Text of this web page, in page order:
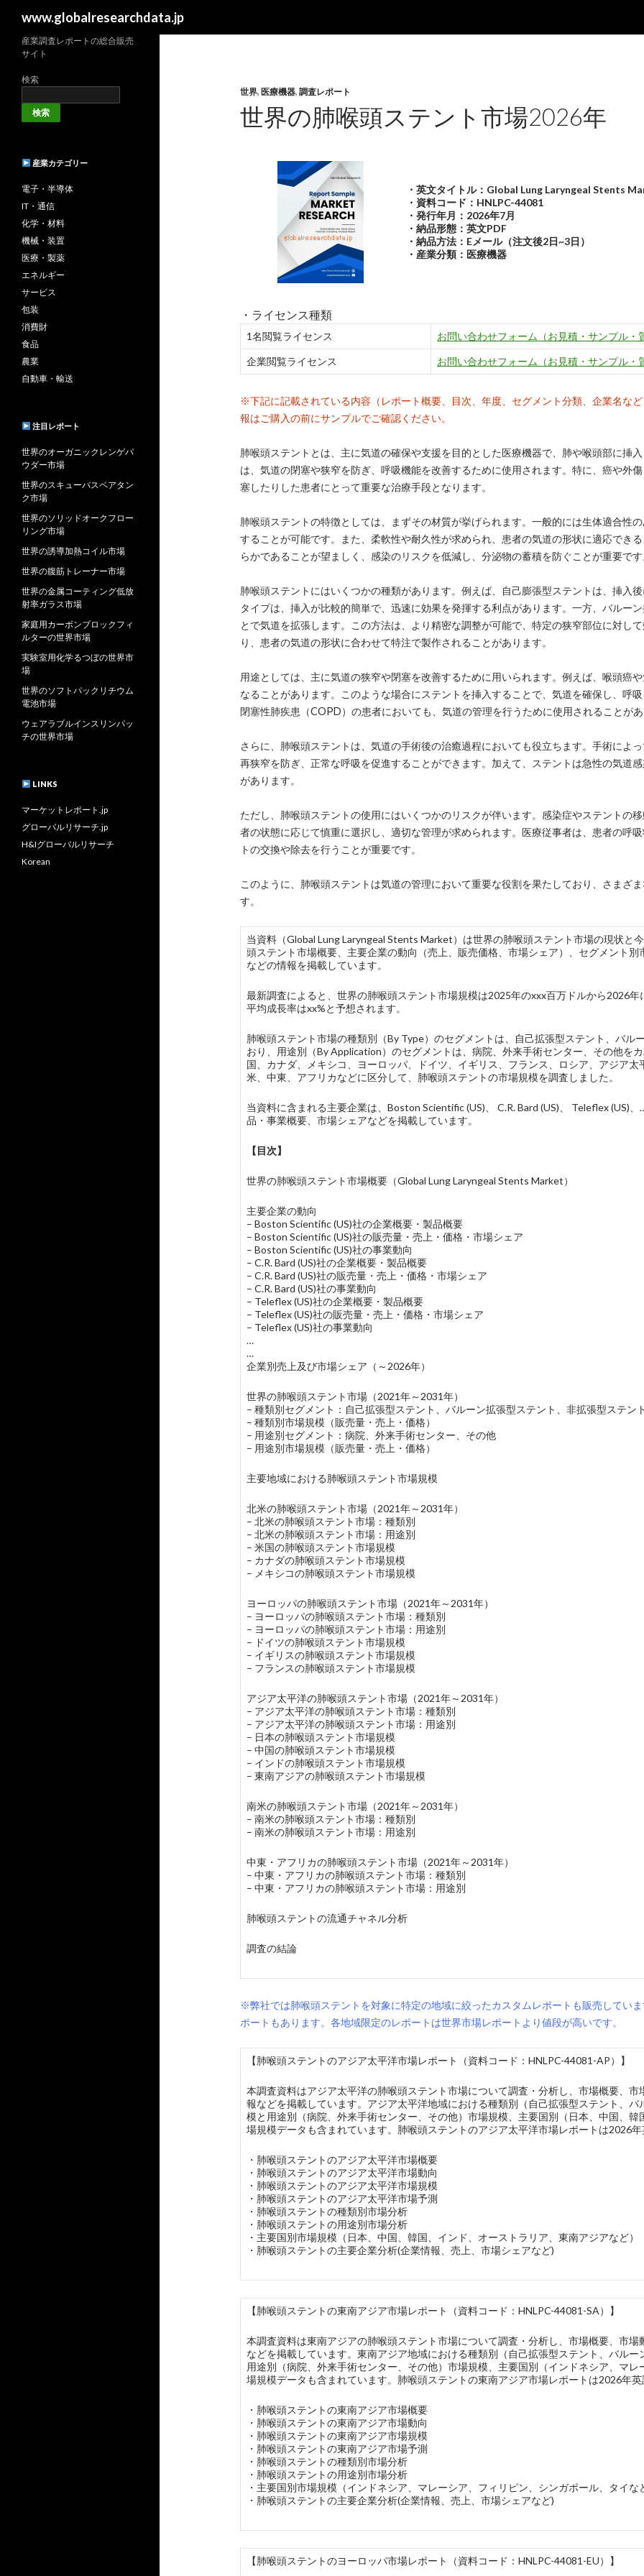
www.globalresearchdata.jp
世界, 医療機器,調査レポート
世界の肺喉頭ステント市場2026年
・英文タイトル：Global Lung Laryngeal Stents
・資料コード：HNLPC-44081
・発行年月：2026年7月
・納品形態：英文PDF
・納品方法：Eメール（注文後2日~3日）
・産業分類：医療機器
・ライセンス種類
1名閲覧ライセンス お問い合わせフォーム（お見積・サンプル・
企業閲覧ライセンス お問い合わせフォーム（お見積・サンプル・
※下記に記載されている内容（レポート概要、目次、年度、セグメント分類、企業名な
報はご購入の前にサンプルでご確認ください。
肺喉頭ステントとは、主に気道の確保や支援を目的とした医療機器で、肺や喉頭部に挿
は、気道の閉塞や狭窄を防ぎ、呼吸機能を改善するために使用されます。特に、癌や外
塞したりした患者にとって重要な治療手段となります。
肺喉頭ステントの特徴としては、まずその材質が挙げられます。一般的には生体適合性
することが可能です。また、柔軟性や耐久性が求められ、患者の気道の形状に適応でき
らかであることが望ましく、感染のリスクを低減し、分泌物の蓄積を防ぐことが重要で
肺喉頭ステントにはいくつかの種類があります。例えば、自己膨張型ステントは、挿入
タイプは、挿入が比較的簡単で、迅速に効果を発揮する利点があります。一方、バルー
とで気道を拡張します。この方法は、より精密な調整が可能で、特定の狭窄部位に対し
り、患者の気道の形状に合わせて特注で製作されることがあります。
用途としては、主に気道の狭窄や閉塞を改善するために用いられます。例えば、喉頭癌
なることがあります。このような場合にステントを挿入することで、気道を確保し、呼
閉塞性肺疾患（COPD）の患者においても、気道の管理を行うために使用されることが
さらに、肺喉頭ステントは、気道の手術後の治癒過程においても役立ちます。手術によ
再狭窄を防ぎ、正常な呼吸を促進することができます。加えて、ステントは急性の気道
があります。
ただし、肺喉頭ステントの使用にはいくつかのリスクが伴います。感染症やステントの
者の状態に応じて慎重に選択し、適切な管理が求められます。医療従事者は、患者の呼
トの交換や除去を行うことが重要です。
このように、肺喉頭ステントは気道の管理において重要な役割を果たしており、さまざ
す。
当資料（Global Lung Laryngeal Stents Market）は世界の肺喉頭ステント市場の現状と
頭ステント市場概要、主要企業の動向（売上、販売価格、市場シェア）、セグメント
などの情報を掲載しています。
最新調査によると、世界の肺喉頭ステント市場規模は2025年のxxx百万ドルから2026
平均成長率はxx%と予想されます。
肺喉頭ステント市場の種類別（By Type）のセグメントは、自己拡張型ステント、バル
おり、用途別（By Application）のセグメントは、病院、外来手術センター、その他を
国、カナダ、メキシコ、ヨーロッパ、ドイツ、イギリス、フランス、ロシア、アジア
米、中東、アフリカなどに区分して、肺喉頭ステントの市場規模を調査しました。
当資料に含まれる主要企業は、Boston Scientific (US)、 C.R. Bard (US)、 Teleflex (US)
品・事業概要、市場シェアなどを掲載しています。
【目次】
世界の肺喉頭ステント市場概要（Global Lung Laryngeal Stents Market）
主要企業の動向
– Boston Scientific (US)社の企業概要・製品概要
– Boston Scientific (US)社の販売量・売上・価格・市場シェア
– Boston Scientific (US)社の事業動向
– C.R. Bard (US)社の企業概要・製品概要
– C.R. Bard (US)社の販売量・売上・価格・市場シェア
– C.R. Bard (US)社の事業動向
– Teleflex (US)社の企業概要・製品概要
– Teleflex (US)社の販売量・売上・価格・市場シェア
– Teleflex (US)社の事業動向
…
…
企業別売上及び市場シェア（～2026年）
世界の肺喉頭ステント市場（2021年～2031年）
– 種類別セグメント：自己拡張型ステント、バルーン拡張型ステント、非拡張型ステン
– 種類別市場規模（販売量・売上・価格）
– 用途別セグメント：病院、外来手術センター、その他
– 用途別市場規模（販売量・売上・価格）
主要地域における肺喉頭ステント市場規模
北米の肺喉頭ステント市場（2021年～2031年）
– 北米の肺喉頭ステント市場：種類別
– 北米の肺喉頭ステント市場：用途別
– 米国の肺喉頭ステント市場規模
– カナダの肺喉頭ステント市場規模
– メキシコの肺喉頭ステント市場規模
ヨーロッパの肺喉頭ステント市場（2021年～2031年）
– ヨーロッパの肺喉頭ステント市場：種類別
– ヨーロッパの肺喉頭ステント市場：用途別
– ドイツの肺喉頭ステント市場規模
– イギリスの肺喉頭ステント市場規模
– フランスの肺喉頭ステント市場規模
アジア太平洋の肺喉頭ステント市場（2021年～2031年）
– アジア太平洋の肺喉頭ステント市場：種類別
– アジア太平洋の肺喉頭ステント市場：用途別
– 日本の肺喉頭ステント市場規模
– 中国の肺喉頭ステント市場規模
– インドの肺喉頭ステント市場規模
– 東南アジアの肺喉頭ステント市場規模
南米の肺喉頭ステント市場（2021年～2031年）
– 南米の肺喉頭ステント市場：種類別
– 南米の肺喉頭ステント市場：用途別
中東・アフリカの肺喉頭ステント市場（2021年～2031年）
– 中東・アフリカの肺喉頭ステント市場：種類別
– 中東・アフリカの肺喉頭ステント市場：用途別
肺喉頭ステントの流通チャネル分析
調査の結論
※弊社では肺喉頭ステントを対象に特定の地域に絞ったカスタムレポートも販売してい
ポートもあります。各地域限定のレポートは世界市場レポートより値段が高いです。
【肺喉頭ステントのアジア太平洋市場レポート（資料コード：HNLPC-44081-AP）】
本調査資料はアジア太平洋の肺喉頭ステント市場について調査・分析し、市場概要、
報などを掲載しています。アジア太平洋地域における種類別（自己拡張型ステント、
模と用途別（病院、外来手術センター、その他）市場規模、主要国別（日本、中国、
場規模データも含まれています。肺喉頭ステントのアジア太平洋市場レポートは2026
・肺喉頭ステントのアジア太平洋市場概要
・肺喉頭ステントのアジア太平洋市場動向
・肺喉頭ステントのアジア太平洋市場規模
・肺喉頭ステントのアジア太平洋市場予測
・肺喉頭ステントの種類別市場分析
・肺喉頭ステントの用途別市場分析
・主要国別市場規模（日本、中国、韓国、インド、オーストラリア、東南アジアなど）
・肺喉頭ステントの主要企業分析(企業情報、売上、市場シェアなど)
【肺喉頭ステントの東南アジア市場レポート（資料コード：HNLPC-44081-SA）】
本調査資料は東南アジアの肺喉頭ステント市場について調査・分析し、市場概要、市
などを掲載しています。東南アジア地域における種類別（自己拡張型ステント、バル
用途別（病院、外来手術センター、その他）市場規模、主要国別（インドネシア、マ
場規模データも含まれています。肺喉頭ステントの東南アジア市場レポートは2026年
・肺喉頭ステントの東南アジア市場概要
・肺喉頭ステントの東南アジア市場動向
・肺喉頭ステントの東南アジア市場規模
・肺喉頭ステントの東南アジア市場予測
・肺喉頭ステントの種類別市場分析
・肺喉頭ステントの用途別市場分析
・主要国別市場規模（インドネシア、マレーシア、フィリピン、シンガポール、タイな
・肺喉頭ステントの主要企業分析(企業情報、売上、市場シェアなど)
【肺喉頭ステントのヨーロッパ市場レポート（資料コード：HNLPC-44081-EU）】
産業調査レポートの総合販売
サイト
検索
検索
産業カテゴリー
電子・半導体
IT・通信
化学・材料
機械・装置
医療・製薬
エネルギー
サービス
包装
消費財
食品
農業
自動車・輸送
注目レポート
世界のオーガニックレンゲパ
ウダー市場
世界のスキューバスペアタン
ク市場
世界のソリッドオークフロー
リング市場
世界の誘導加熱コイル市場
世界の腹筋トレーナー市場
世界の金属コーティング低放
射率ガラス市場
家庭用カーボンブロックフィ
ルターの世界市場
実験室用化学るつぼの世界市
場
世界のソフトパックリチウム
電池市場
ウェアラブルインスリンパッ
チの世界市場
LINKS
マーケットレポート.jp
グローバルリサーチ.jp
H&Iグローバルリサーチ
Korean